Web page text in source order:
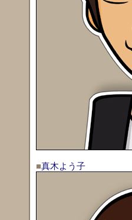
■真木よう子